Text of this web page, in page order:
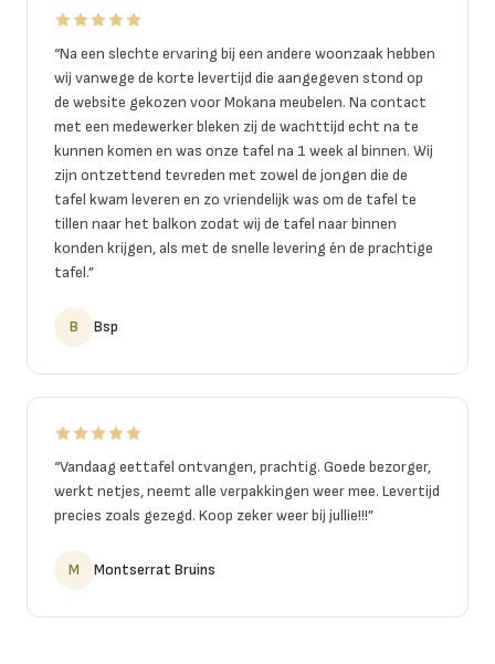
“Na een slechte ervaring bij een andere woonzaak hebben
wij vanwege de korte levertijd die aangegeven stond op
de website gekozen voor Mokana meubelen. Na contact
met een medewerker bleken zij de wachttijd echt na te
kunnen komen en was onze tafel na 1 week al binnen. Wij
zijn ontzettend tevreden met zowel de jongen die de
tafel kwam leveren en zo vriendelijk was om de tafel te
tillen naar het balkon zodat wij de tafel naar binnen
konden krijgen, als met de snelle levering én de prachtige
tafel.”
B Bsp
“Vandaag eettafel ontvangen, prachtig. Goede bezorger,
werkt netjes, neemt alle verpakkingen weer mee. Levertijd
precies zoals gezegd. Koop zeker weer bij jullie!!!”
M Montserrat Bruins